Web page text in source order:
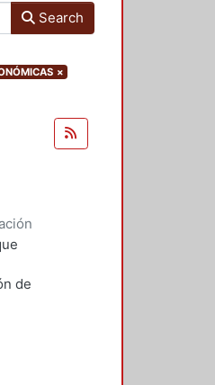
Search
×
de